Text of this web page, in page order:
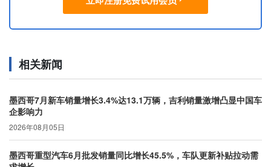
相关新闻
墨西哥7月新车销量增长3.4%达13.1万辆，吉利销量激增凸显中国车
企影响力
2026年08月05日
墨西哥重型汽车6月批发销量同比增长45.5%，车队更新补贴拉动需